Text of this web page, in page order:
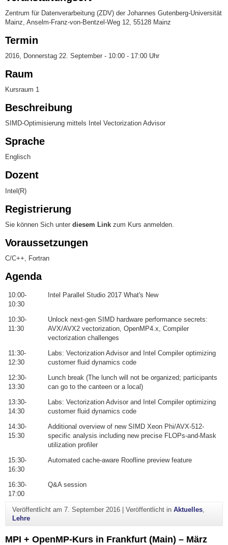
Zentrum für Datenverarbeitung (ZDV) der Johannes Gutenberg-Universität
Mainz, Anselm-Franz-von-Bentzel-Weg 12, 55128 Mainz
Termin
2016, Donnerstag 22. September - 10:00 - 17:00 Uhr
Raum
Kursraum 1
Beschreibung
SIMD-Optimisierung mittels Intel Vectorization Advisor
Sprache
Englisch
Dozent
Intel(R)
Registrierung
Sie können Sich unter diesem Link zum Kurs anmelden.
Voraussetzungen
C/C++, Fortran
Agenda
10:00-
10:30
Intel Parallel Studio 2017 What's New
10:30-
11:30
Unlock next-gen SIMD hardware performance secrets:
AVX/AVX2 vectorization, OpenMP4.x, Compiler
vectorization challenges
11:30-
12:30
Labs: Vectorization Advisor and Intel Compiler optimizing
customer fluid dynamics code
12:30-
13:30
Lunch break (The lunch will not be organized; participants
can go to the canteen or a local)
13:30-
14:30
Labs: Vectorization Advisor and Intel Compiler optimizing
customer fluid dynamics code
14:30-
15:30
Additional overview of new SIMD Xeon Phi/AVX-512-
specific analysis including new precise FLOPs-and-Mask
utilization profiler
15:30-
16:30
Automated cache-aware Roofline preview feature
16:30-
17:00
Q&A session
Veröffentlicht am 7. September 2016| Veröffentlicht in Aktuelles,
Lehre
MPI + OpenMP-Kurs in Frankfurt (Main) – März